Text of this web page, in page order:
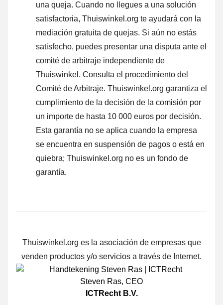
una queja. Cuando no llegues a una solución
satisfactoria, Thuiswinkel.org te ayudará con la
mediación gratuita de quejas. Si aún no estás
satisfecho, puedes presentar una disputa ante el
comité de arbitraje independiente de
Thuiswinkel. Consulta el procedimiento del
Comité de Arbitraje. Thuiswinkel.org garantiza el
cumplimiento de la decisión de la comisión por
un importe de hasta 10 000 euros por decisión.
Esta garantía no se aplica cuando la empresa
se encuentra en suspensión de pagos o está en
quiebra; Thuiswinkel.org no es un fondo de
garantía.
Thuiswinkel.org es la asociación de empresas que
venden productos y/o servicios a través de Internet.
Steven Ras, CEO
ICTRecht B.V.